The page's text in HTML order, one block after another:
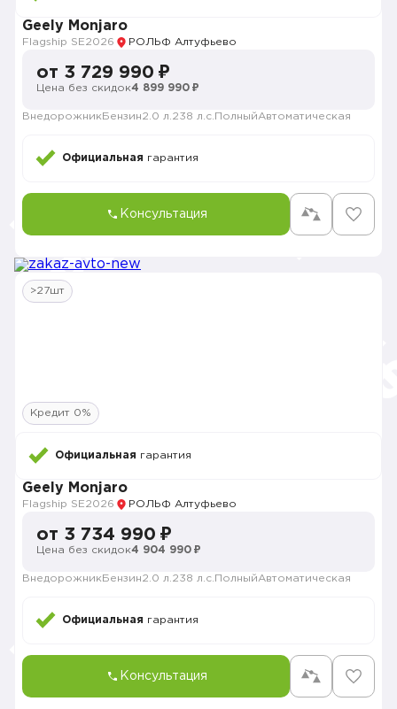
Geely Monjaro
Flagship SE2026 РОЛЬФ Алтуфьево
от 3 729 990 ₽
Цена без скидок4 899 990 ₽
Внедорожник Бензин2.0 л. 238 л.с. ПолныйАвтоматическая
Официальная гарантия
Консультация
>27шт
Кредит 0%
Официальная гарантия
Geely Monjaro
Flagship SE2026 РОЛЬФ Алтуфьево
от 3 734 990 ₽
Цена без скидок4 904 990 ₽
Внедорожник Бензин2.0 л. 238 л.с. ПолныйАвтоматическая
Официальная гарантия
Консультация